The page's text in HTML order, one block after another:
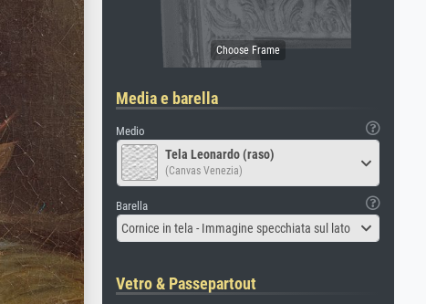
Media e barella
Medio
Tela Leonardo (raso)
(Canvas Venezia)
Barella
Cornice in tela - Immagine specchiata sul lato
Vetro & Passepartout